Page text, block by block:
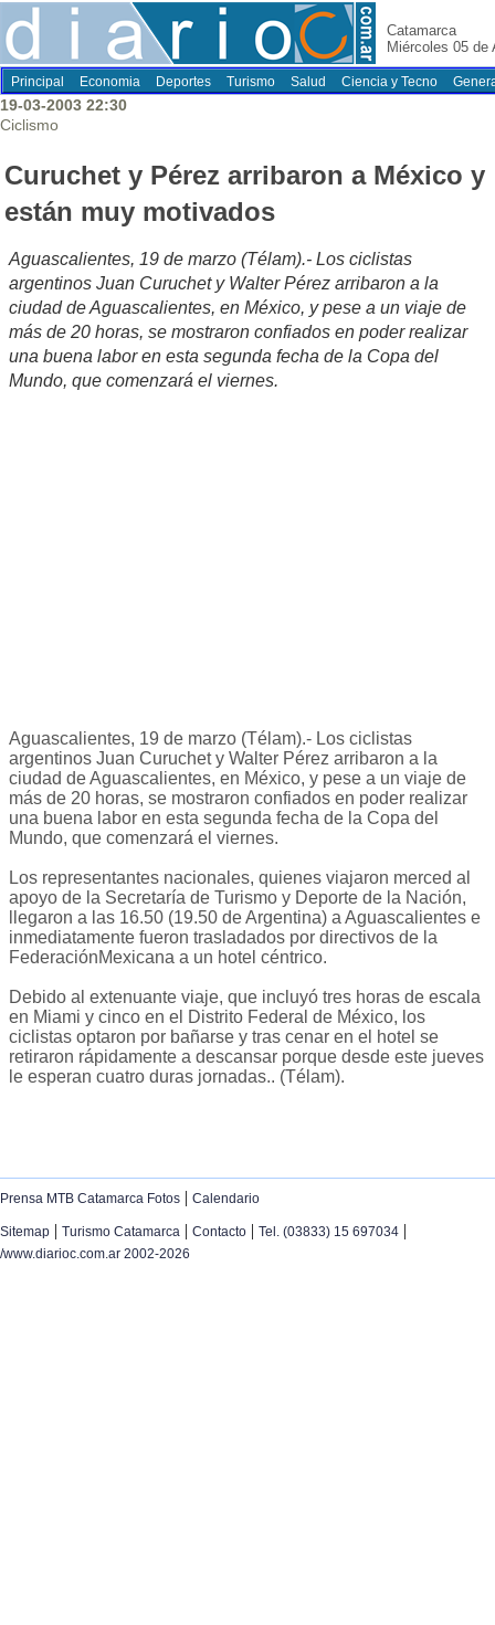
Catamarca
Miércoles 05 de
Principal Economia Deportes Turismo Salud Ciencia y Tecno
19-03-2003 22:30
Ciclismo
Curuchet y Pérez arribaron a México y
están muy motivados
Aguascalientes, 19 de marzo (Télam).- Los ciclistas
argentinos Juan Curuchet y Walter Pérez arribaron a la
ciudad de Aguascalientes, en México, y pese a un viaje de
más de 20 horas, se mostraron confiados en poder realizar
una buena labor en esta segunda fecha de la Copa del
Mundo, que comenzará el viernes.
Aguascalientes, 19 de marzo (Télam).- Los ciclistas
argentinos Juan Curuchet y Walter Pérez arribaron a la
ciudad de Aguascalientes, en México, y pese a un viaje de
más de 20 horas, se mostraron confiados en poder realizar
una buena labor en esta segunda fecha de la Copa del
Mundo, que comenzará el viernes.
Los representantes nacionales, quienes viajaron merced al
apoyo de la Secretaría de Turismo y Deporte de la Nación,
llegaron a las 16.50 (19.50 de Argentina) a Aguascalientes e
inmediatamente fueron trasladados por directivos de la
FederaciónMexicana a un hotel céntrico.
Debido al extenuante viaje, que incluyó tres horas de escala
en Miami y cinco en el Distrito Federal de México, los
ciclistas optaron por bañarse y tras cenar en el hotel se
retiraron rápidamente a descansar porque desde este jueves
le esperan cuatro duras jornadas.. (Télam).
Prensa MTB Catamarca Fotos | Calendario
Sitemap | Turismo Catamarca | Contacto | Tel. (03833) 15 697034 |
/www.diarioc.com.ar 2002-2026